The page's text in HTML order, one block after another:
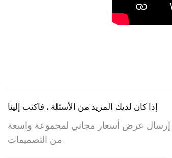
إذا كان لديك المزيد من الأسئلة ، فاكتب إلينا
إرسال عرض أسعار مجاني لمجموعة واسعة
من التصميمات!